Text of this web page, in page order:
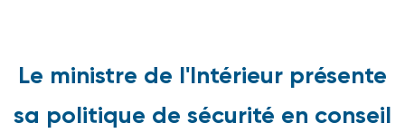
Le ministre de l'Intérieur présente
sa politique de sécurité en conseil